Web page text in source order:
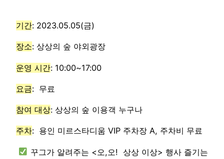
기간: 2023.05.05(금)
장소: 상상의 숲 야외광장
운영 시간: 10:00~17:00
요금: 무료
참여 대상: 상상의 숲 이용객 누구나
주차: 용인 미르스타디움 VIP 주차장 A, 주차비 무료
꾸그가 알려주는 <오,오! 상상 이상> 행사 즐기는